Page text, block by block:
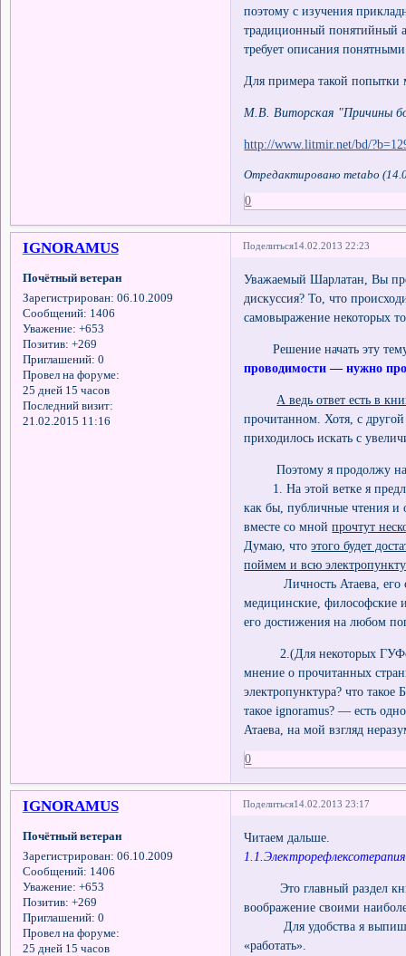
поэтому с изучения
традиционный понятийный
требует описания
Для примера такой попытки
М.В. Виторская "Причины
http://www.litmir.net/bd/
Отредактировано metabo
0
Поделиться14.02.2013 22:23
IGNORAMUS
Почётный ветеран
Зарегистрирован: 06.10.2009
Сообщений: 1406
Уважение: +653
Позитив: +269
Приглашений: 0
Провел на форуме:
25 дней 15 часов
Последний визит:
21.02.2015 11:16
Уважаемый Шарлатан, Вы
дискуссия? То, что
самовыражение некоторых
Решение начать эту тему
проводимости — нужно
А ведь ответ есть в
прочитанном. Хотя, с
приходилось искать с
Поэтому я продолжу
1. На этой ветке я
как бы, публичные чтения и
вместе со мнойпрочтут
Думаю, чтоэтого будет
поймем и всю
Личность Атаева, его
медицинские, философские
его достижения на любом
2.(Для некоторых ГУФов).
мнение о прочитанных
электропунктура? что такое
такое ignoramus? — есть
Атаева, на мой взгляд
0
Поделиться14.02.2013 23:17
IGNORAMUS
Почётный ветеран
Зарегистрирован: 06.10.2009
Сообщений: 1406
Уважение: +653
Позитив: +269
Приглашений: 0
Провел на форуме:
25 дней 15 часов
Читаем дальше.
Это главный раздел
воображение своими
Для удобства я выпишу
«работать».